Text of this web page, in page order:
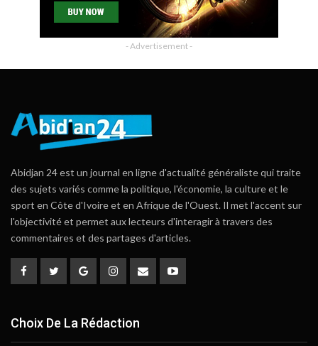
- Advertisement -
Abidjan 24 est un journal en ligne d'actualité généraliste qui traite
des sujets variés comme la politique, l'économie, la culture et le
sport en Côte d'Ivoire et en Afrique de l'Ouest. Il met l'accent sur
l'objectivité et permet aux lecteurs d'interagir à travers des
commentaires et des partages d'articles.
Choix De La Rédaction